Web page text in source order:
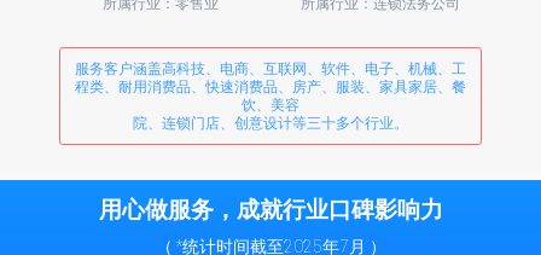
所属行业：零售业 所属行业：连锁法务公司
服务客户涵盖高科技、电商、互联网、软件、电子、机械、工
程类、耐用消费品、快速消费品、房产、服装、家具家居、餐
饮、美容
院、连锁门店、创意设计等三十多个行业。
用心做服务，成就行业口碑影响力
（ *统计时间截至2025年7月 ）